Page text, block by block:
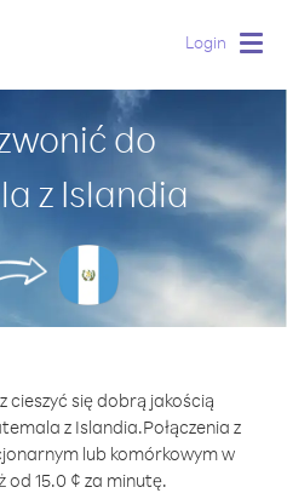
Login
do
z Islandia
cieszyć się dobrą jakością
z Islandia.Połączenia z
lub komórkowym w
15.0 ¢ za minutę.